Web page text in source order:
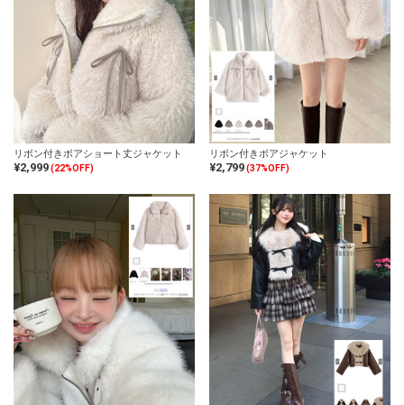
リボン付きボアショート丈ジャケット
¥2,999(22%OFF)
リボン付きボアジャケット
¥2,799(37%OFF)